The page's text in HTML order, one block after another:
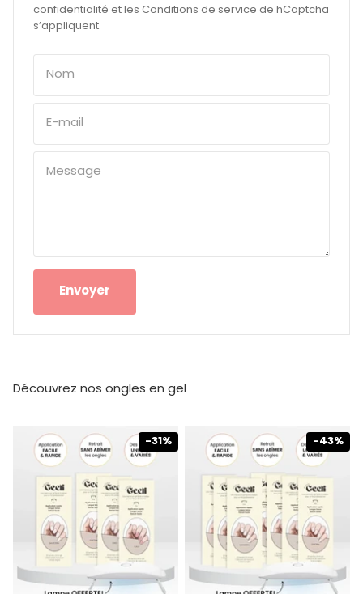
confidentialité et les Conditions de service de hCaptcha
s’appliquent.
Nom
E-mail
Message
Envoyer
Découvrez nos ongles en gel
-31% -43%